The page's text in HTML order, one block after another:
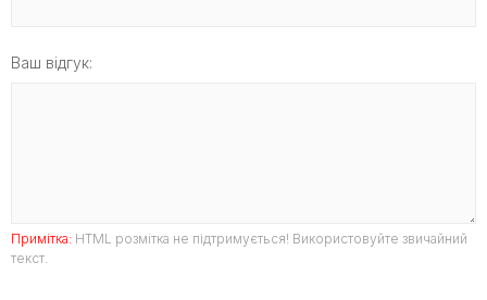
Ваш відгук:
Примітка: HTML розмітка не підтримується! Використовуйте звичайний
текст.